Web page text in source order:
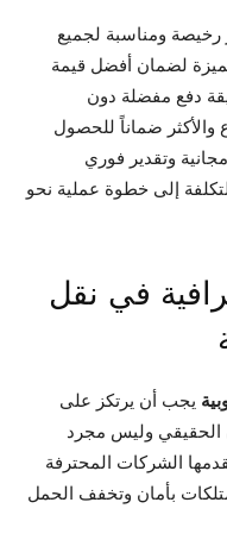
رخيصة ومناسبة لجميع
لضمان أفضل قيمة
دفع مفضلة دون
والأكثر ضماناً للحصول
وتقدير فوري
إلى خطوة عملية نحو
في نقل
يجب أن يرتكز على
الحقيقي وليس مجرد
الشركات المحترفة
بأمان وتخفف الحمل